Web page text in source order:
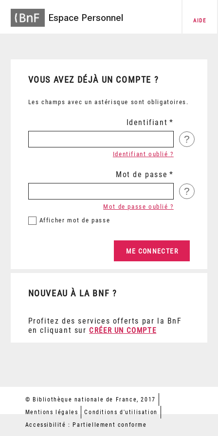
Espace Personnel AIDE
VOUS AVEZ DÉJÀ UN COMPTE ?
Les champs avec un astérisque sont obligatoires.
Identifiant
?
Identifiant oublié ?
Mot de passe
?
Afficher mot de passe
Mot de passe oublié ?
NOUVEAU À LA BNF ?
Profitez des services offerts par la BnF
en cliquant sur CRÉER UN COMPTE
© Bibliothèque nationale de France, 2017
Mentions légales
Conditions d'utilisation
Accessibilité : Partiellement conforme